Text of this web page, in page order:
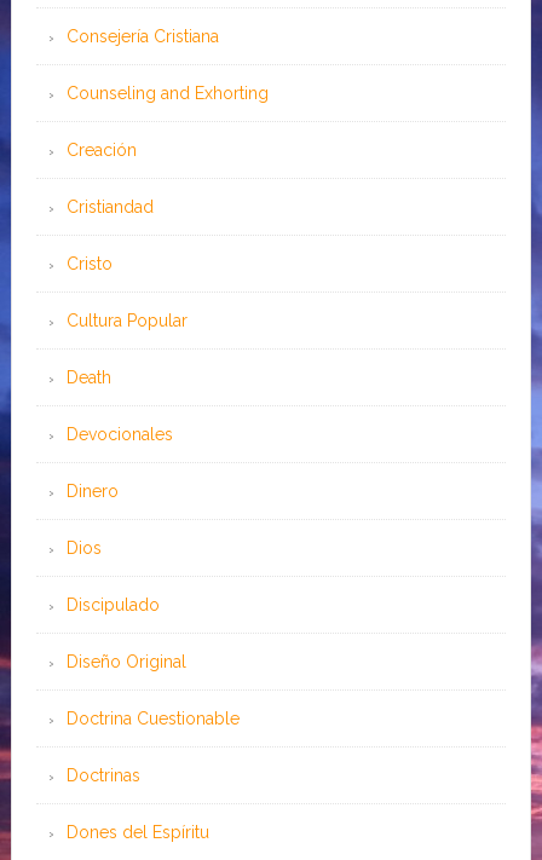
Consejería Cristiana
Counseling and Exhorting
Creación
Cristiandad
Cristo
Cultura Popular
Death
Devocionales
Dinero
Dios
Discipulado
Diseño Original
Doctrina Cuestionable
Doctrinas
Dones del Espíritu